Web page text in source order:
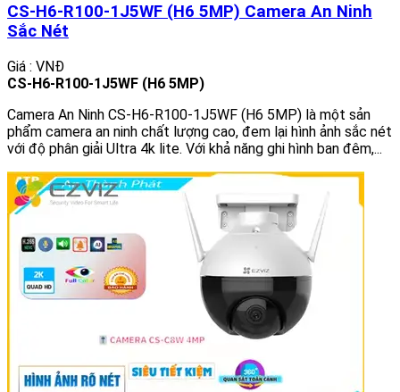
CS-H6-R100-1J5WF (H6 5MP) Camera An Ninh
Sắc Nét
Giá : VNĐ
CS-H6-R100-1J5WF (H6 5MP)
Camera An Ninh CS-H6-R100-1J5WF (H6 5MP) là một sản
phẩm camera an ninh chất lượng cao, đem lại hình ảnh sắc nét
với độ phân giải Ultra 4k lite. Với khả năng ghi hình ban đêm,...